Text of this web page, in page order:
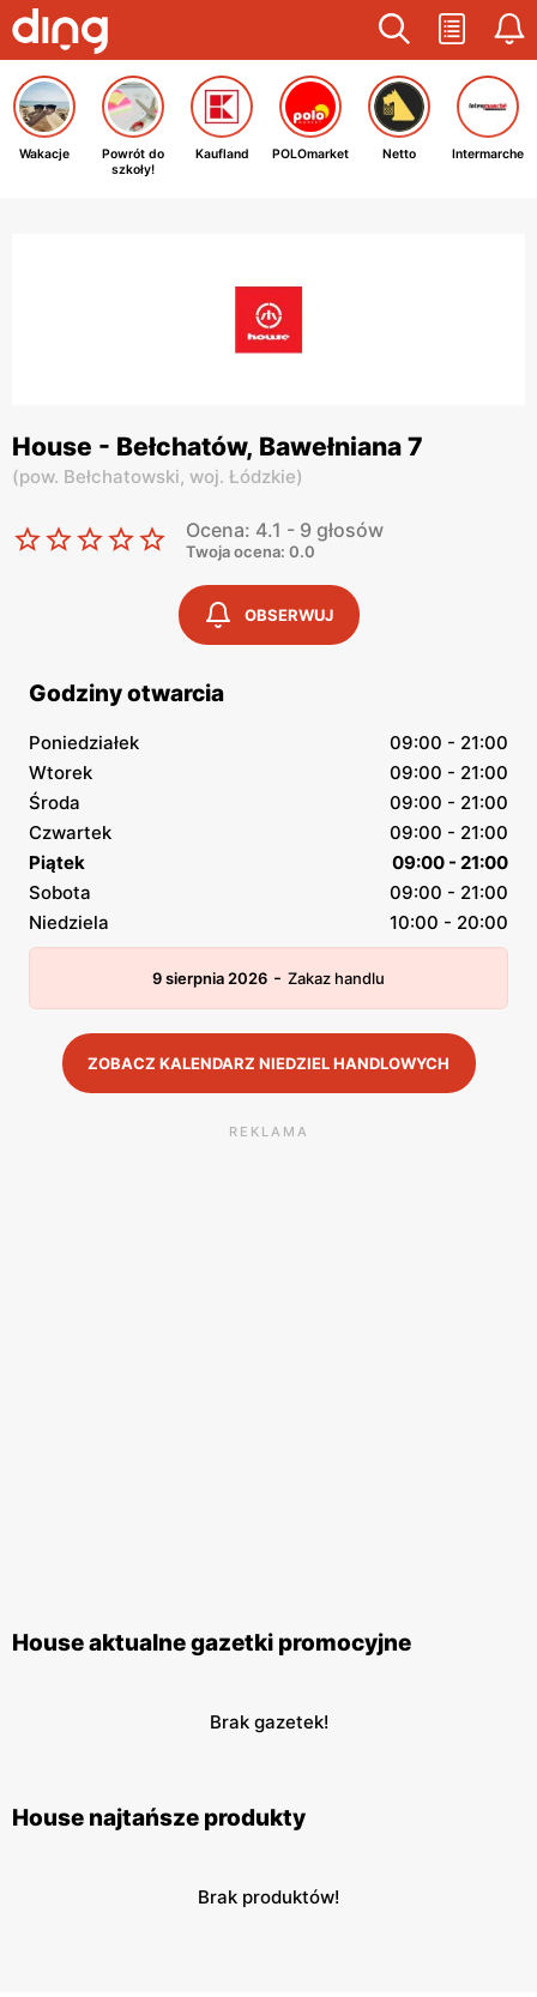
Wakacje
Powrót do
szkoły!
Kaufland POLOmarket Netto Intermarche
House - Bełchatów, Bawełniana 7
(pow. Bełchatowski, woj. Łódzkie)
Ocena: 4.1 - 9 głosów
Twoja ocena: 0.0
OBSERWUJ
Godziny otwarcia
Poniedziałek
09:00 - 21:00
Wtorek
09:00 - 21:00
Środa
09:00 - 21:00
Czwartek
09:00 - 21:00
Piątek
09:00 - 21:00
Sobota
09:00 - 21:00
Niedziela
10:00 - 20:00
9 sierpnia 2026 - Zakaz handlu
ZOBACZ KALENDARZ NIEDZIEL HANDLOWYCH
REKLAMA
House aktualne gazetki promocyjne
Brak gazetek!
House najtańsze produkty
Brak produktów!